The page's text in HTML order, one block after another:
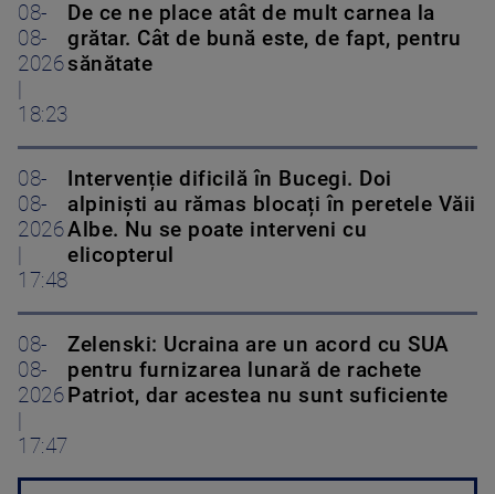
08-
08-
2026
18:23
De ce ne place atât de mult carnea la
grătar. Cât de bună este, de fapt, pentru
sănătate
08-
08-
2026
17:48
Intervenție dificilă în Bucegi. Doi
alpiniști au rămas blocați în peretele Văii
Albe. Nu se poate interveni cu
elicopterul
08-
08-
2026
17:47
Zelenski: Ucraina are un acord cu SUA
pentru furnizarea lunară de rachete
Patriot, dar acestea nu sunt suficiente